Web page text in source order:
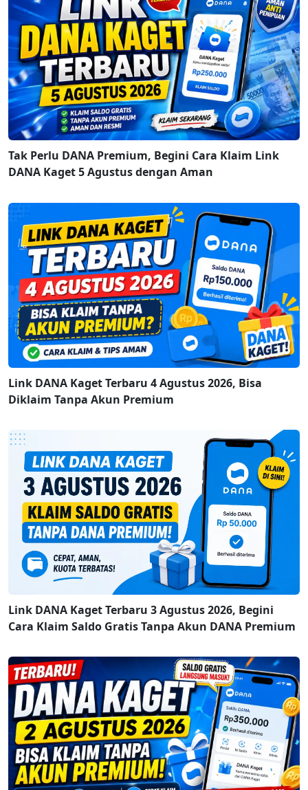
Tak Perlu DANA Premium, Begini Cara Klaim Link
DANA Kaget 5 Agustus dengan Aman
Link DANA Kaget Terbaru 4 Agustus 2026, Bisa
Diklaim Tanpa Akun Premium
Link DANA Kaget Terbaru 3 Agustus 2026, Begini
Cara Klaim Saldo Gratis Tanpa Akun DANA Premium